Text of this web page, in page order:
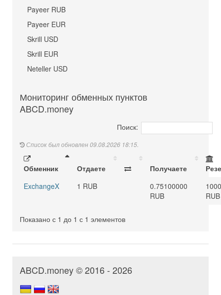
Payeer RUB
Payeer EUR
Skrill USD
Skrill EUR
Neteller USD
Мониторинг обменных пунктов
ABCD.money
Поиск:
Список был обновлен 09.08.2026 18:15.
Обменник Отдаете Получаете
ExchangeX
1 RUB
0.75100000
RUB
RUB
Показано с 1 до 1 с 1 элементов
ABCD.money © 2016 - 2026